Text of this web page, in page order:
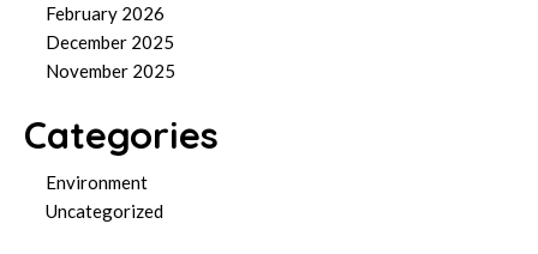
February 2026
December 2025
November 2025
Categories
Environment
Uncategorized